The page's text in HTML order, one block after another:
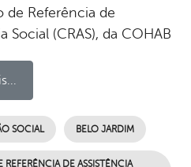
de Referência de
Social (CRAS), da COHAB
SOCIAL BELO JARDIM
REFERÊNCIA DE ASSISTÊNCIA